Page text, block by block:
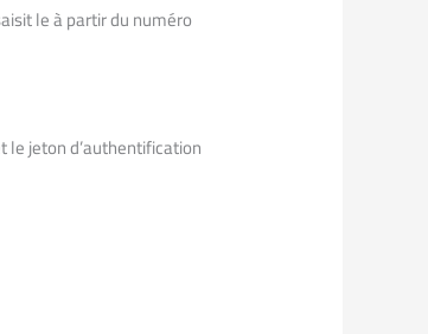
le à partir du numéro
le jeton d’authentification